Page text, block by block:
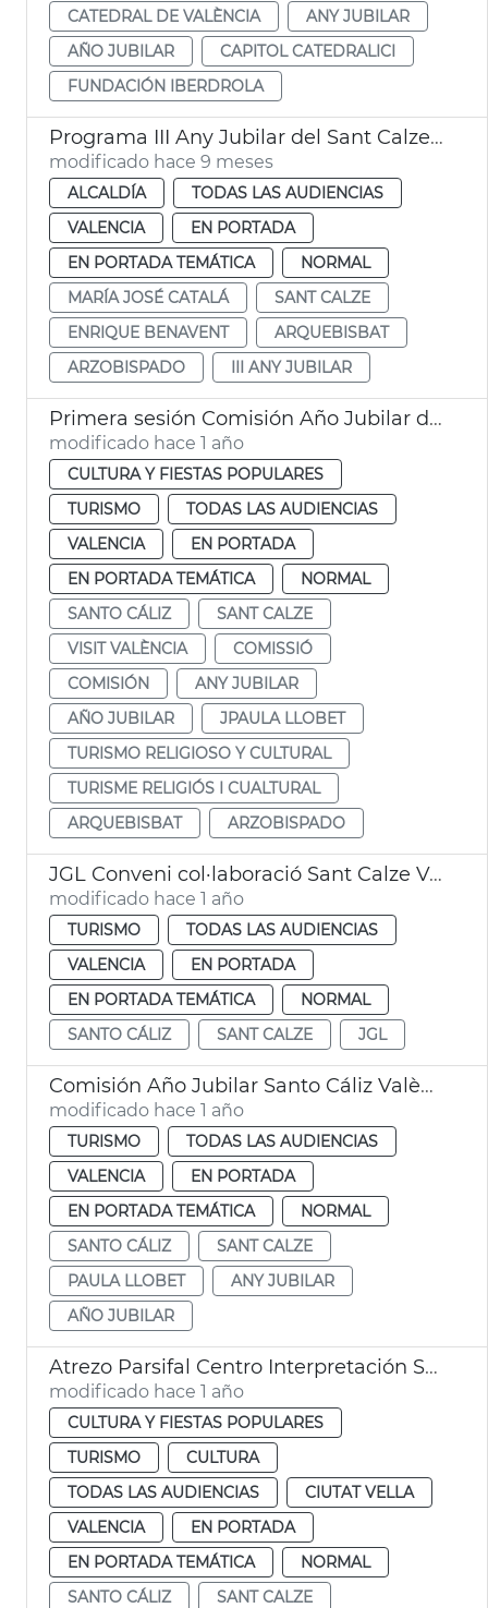
CATEDRAL DE VALÈNCIA
ANY JUBILAR
AÑO JUBILAR
CAPITOL CATEDRALICI
FUNDACIÓN IBERDROLA
Programa III Any Jubilar del Sant Calze de València
modificado hace 9 meses
ALCALDÍA
TODAS LAS AUDIENCIAS
VALENCIA
EN PORTADA
EN PORTADA TEMÁTICA
NORMAL
MARÍA JOSÉ CATALÁ
SANT CALZE
ENRIQUE BENAVENT
ARQUEBISBAT
ARZOBISPADO
III ANY JUBILAR
Primera sesión Comisión Año Jubilar del Santo Cáliz
modificado hace 1 año
CULTURA Y FIESTAS POPULARES
TURISMO
TODAS LAS AUDIENCIAS
VALENCIA
EN PORTADA
EN PORTADA TEMÁTICA
NORMAL
SANTO CÁLIZ
SANT CALZE
VISIT VALÈNCIA
COMISSIÓ
COMISIÓN
ANY JUBILAR
AÑO JUBILAR
JPAULA LLOBET
TURISMO RELIGIOSO Y CULTURAL
TURISME RELIGIÓS I CUALTURAL
ARQUEBISBAT
ARZOBISPADO
JGL Conveni col·laboració Sant Calze València
modificado hace 1 año
TURISMO
TODAS LAS AUDIENCIAS
VALENCIA
EN PORTADA
EN PORTADA TEMÁTICA
NORMAL
SANTO CÁLIZ
SANT CALZE JGL
Comisión Año Jubilar Santo Cáliz València
modificado hace 1 año
TURISMO
TODAS LAS AUDIENCIAS
VALENCIA
EN PORTADA
EN PORTADA TEMÁTICA
NORMAL
SANTO CÁLIZ
SANT CALZE
PAULA LLOBET
ANY JUBILAR
AÑO JUBILAR
Atrezo Parsifal Centro Interpretación Santo Cáliz
modificado hace 1 año
CULTURA Y FIESTAS POPULARES
TURISMO
CULTURA
TODAS LAS AUDIENCIAS
CIUTAT VELLA
VALENCIA
EN PORTADA
EN PORTADA TEMÁTICA
NORMAL
SANTO CÁLIZ
SANT CALZE